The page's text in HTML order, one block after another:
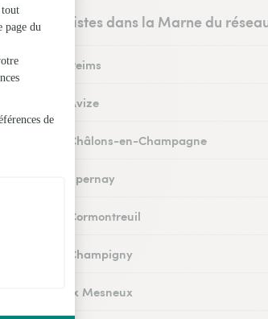
Les fleuristes dans la Marne du
Fleuristes à Reims
Fleuristes à Avize
Fleuristes à Châlons-en-Champagne
Fleuristes à Épernay
Fleuristes à Cormontreuil
Fleuristes à Champigny
Fleuristes aux Mesneux